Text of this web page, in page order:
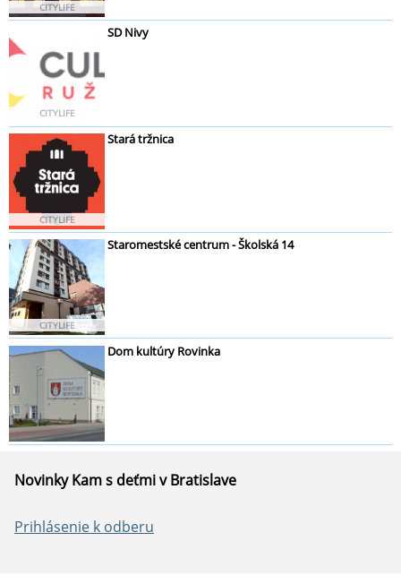
CITYLIFE
CITYLIFE
SD Nivy
CITYLIFE
Stará tržnica
CITYLIFE
Staromestské centrum - Školská 14
Dom kultúry Rovinka
Novinky Kam s deťmi v Bratislave
Prihlásenie k odberu